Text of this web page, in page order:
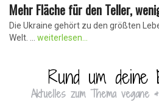
Mehr Fläche für den Teller,
Die Ukraine gehört zu den größten
Welt. ... weiterlesen...
Rund um deine
Aktuelles zum Thema vegane